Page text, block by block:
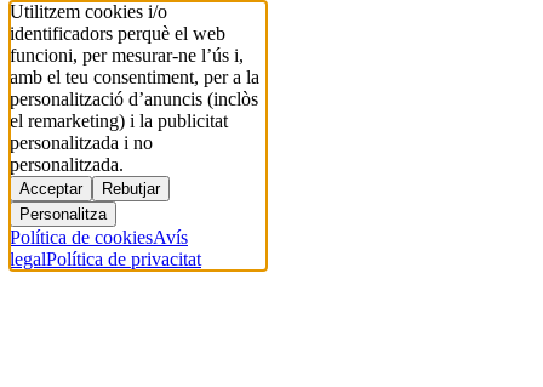
Utilitzem cookies i/o
identificadors perquè el web
funcioni, per mesurar-ne l’ús i,
amb el teu consentiment, per a la
personalització d’anuncis (inclòs
el remarketing) i la publicitat
personalitzada i no
personalitzada.
Acceptar
Rebutjar
Personalitza
Política de cookiesAvís
legalPolítica de privacitat